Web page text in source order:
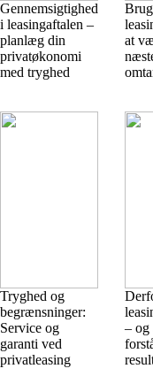
Gennemsigtighed
i leasingaftalen –
planlæg din
privatøkonomi
med tryghed
at
Tryghed og
begrænsninger:
Service og
garanti ved
privatleasing
– og